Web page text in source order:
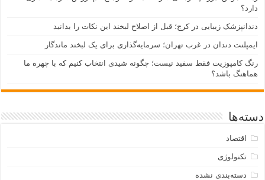
دارد؟
دندانپزشک زیبایی در کرج؛ قبل از اصلاح لبخند این نکات را بدانید
ایمپلنت دندان در غرب تهران؛ سرمایه‌گذاری برای یک لبخند ماندگار
رنگ کامپوزیت فقط سفید نیست؛ چگونه شیدی انتخاب کنیم که با چهره ما
هماهنگ باشد؟
دسته‌ها
اقتصاد
تکنولوژی
دسته‌بندی نشده